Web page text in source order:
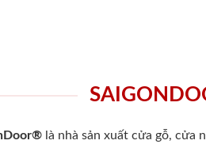
là nhà sản xuất cửa gỗ, cửa